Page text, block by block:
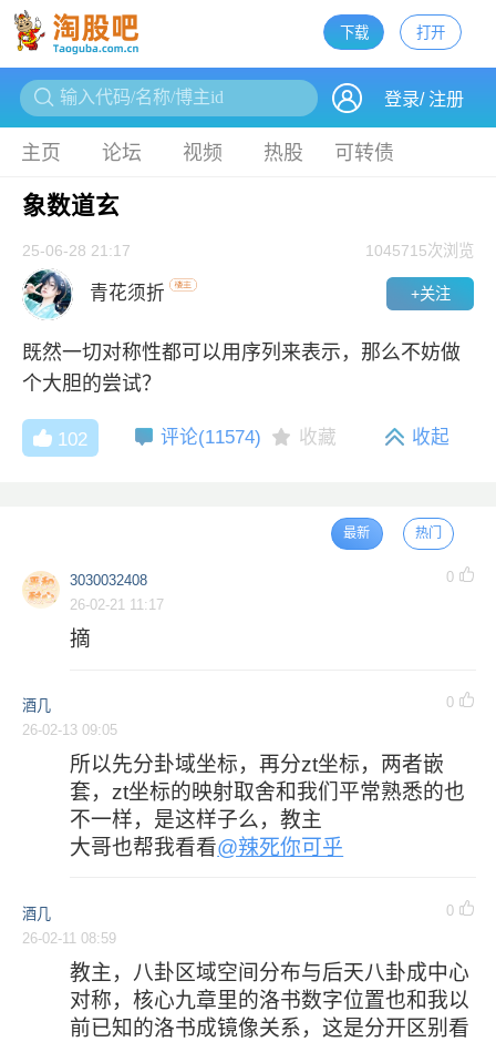
下载
登录/注册
主页 论坛 视频 热股 可转债
打开
下载
象数道玄
25-06-28 21:17 1045715次浏览
青花须折 +关注
既然一切对称性都可以用序列来表示，那么不妨做
个大胆的尝试？
102 评论(11574) 收藏 收起
热门
最新
3030032408
26-02-21 11:17
0
摘
酒几
26-02-13 09:05
0
所以先分卦域坐标，再分zt坐标，两者嵌
套，zt坐标的映射取舍和我们平常熟悉的也
不一样，是这样子么，教主
大哥也帮我看看@辣死你可乎
酒几
26-02-11 08:59
0
教主，八卦区域空间分布与后天八卦成中心
对称，核心九章里的洛书数字位置也和我以
前已知的洛书成镜像关系，这是分开区别看